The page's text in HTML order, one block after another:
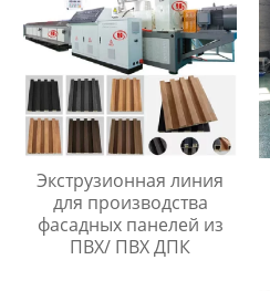
Экструзионная линия
для производства
фасадных панелей из
ПВХ/ ПВХ ДПК